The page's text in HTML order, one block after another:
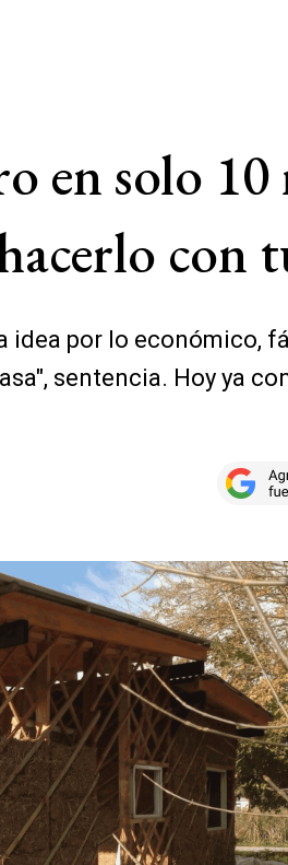
en solo
con
idea por lo económico,
sentencia. Hoy ya